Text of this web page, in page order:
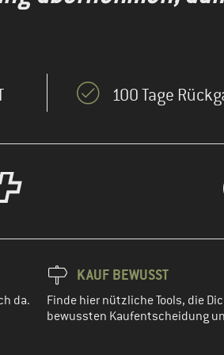
100 Tage
da.
KAUF BEWUSST
Finde hier nützliche Tools, die
bewussten Kaufentscheidung